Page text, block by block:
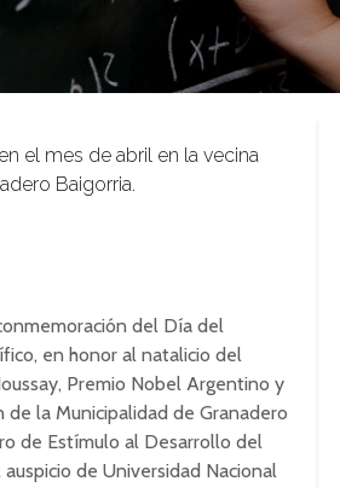
el mes de abril en la vecina
Baigorria.
del Día del
en honor al natalicio del
Premio Nobel Argentino y
de la Municipalidad de Granadero
de Estímulo al Desarrollo del
de Universidad Nacional